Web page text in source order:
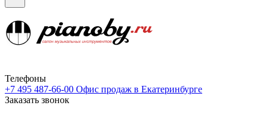
Телефоны
+7 495 487-66-00 Офис продаж в Екатеринбурге
Заказать звонок